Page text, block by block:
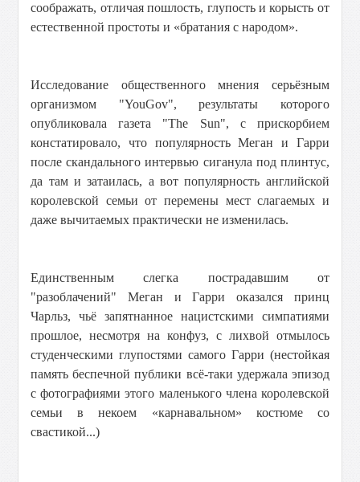
соображать, отличая пошлость, глупость и корысть от
естественной простоты и «братания с народом».
Исследование общественного мнения серьёзным
организмом "YouGov", результаты которого
опубликовала газета "The Sun", с прискорбием
констатировало, что популярность Меган и Гарри
после скандального интервью сиганула под плинтус,
да там и затаилась, а вот популярность английской
королевской семьи от перемены мест слагаемых и
даже вычитаемых практически не изменилась.
Единственным слегка пострадавшим от
"разоблачений" Меган и Гарри оказался принц
Чарльз, чьё запятнанное нацистскими симпатиями
прошлое, несмотря на конфуз, с лихвой отмылось
студенческими глупостями самого Гарри (нестойкая
память беспечной публики всё-таки удержала эпизод
с фотографиями этого маленького члена королевской
семьи в некоем «карнавальном» костюме со
свастикой...)